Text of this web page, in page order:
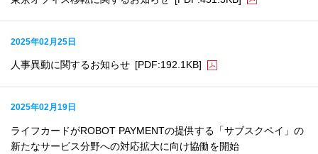
2025年02月25日
人事異動に関するお知らせ [PDF:192.1KB]
2025年02月19日
ライフカードがROBOT PAYMENTの提供する「サブスクペイ」の
新たなサービス分野への対応拡大に向け協働を開始